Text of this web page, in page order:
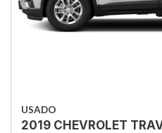
USADO
2019 CHEVROLET